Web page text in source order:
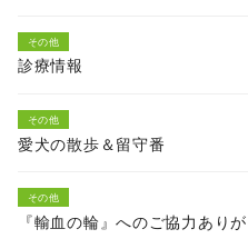
その他
診療情報
その他
愛犬の散歩＆留守番
その他
『輸血の輪』へのご協力あり